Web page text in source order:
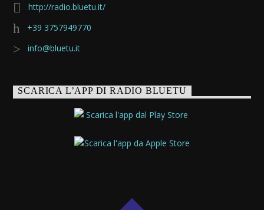
http://radio.bluetu.it/
+39 3757949770
info@bluetu.it
SCARICA L’APP DI RADIO BLUETU